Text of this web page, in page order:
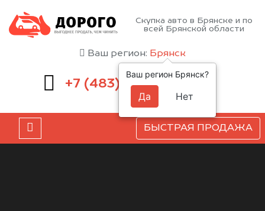
Скупка авто в Брянске и по
всей Брянской области
Ваш регион: Брянск
+7 (483) 232-00-41
БЫСТРАЯ ПРОДАЖА
Ваш регион Брянск?
Да Нет